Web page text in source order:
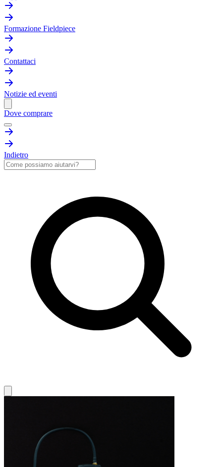
Formazione Fieldpiece
Contattaci
Notizie ed eventi
Dove comprare
Indietro